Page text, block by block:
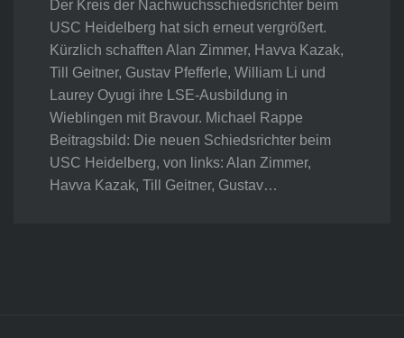
Der Kreis der Nachwuchsschiedsrichter beim
USC Heidelberg hat sich erneut vergrößert.
Kürzlich schafften Alan Zimmer, Havva Kazak,
Till Geitner, Gustav Pfefferle, William Li und
Laurey Oyugi ihre LSE-Ausbildung in
Wieblingen mit Bravour. Michael Rappe
Beitragsbild: Die neuen Schiedsrichter beim
USC Heidelberg, von links: Alan Zimmer,
Havva Kazak, Till Geitner, Gustav…